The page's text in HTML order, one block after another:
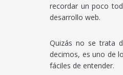
recordar un poco
desarrollo web.
Quizás no se trata
decimos, es uno de
fáciles de entender.